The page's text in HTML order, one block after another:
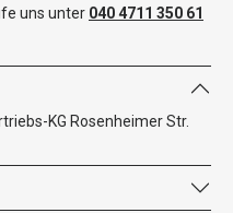
uns unter 040 4711 350 61
KG Rosenheimer Str.